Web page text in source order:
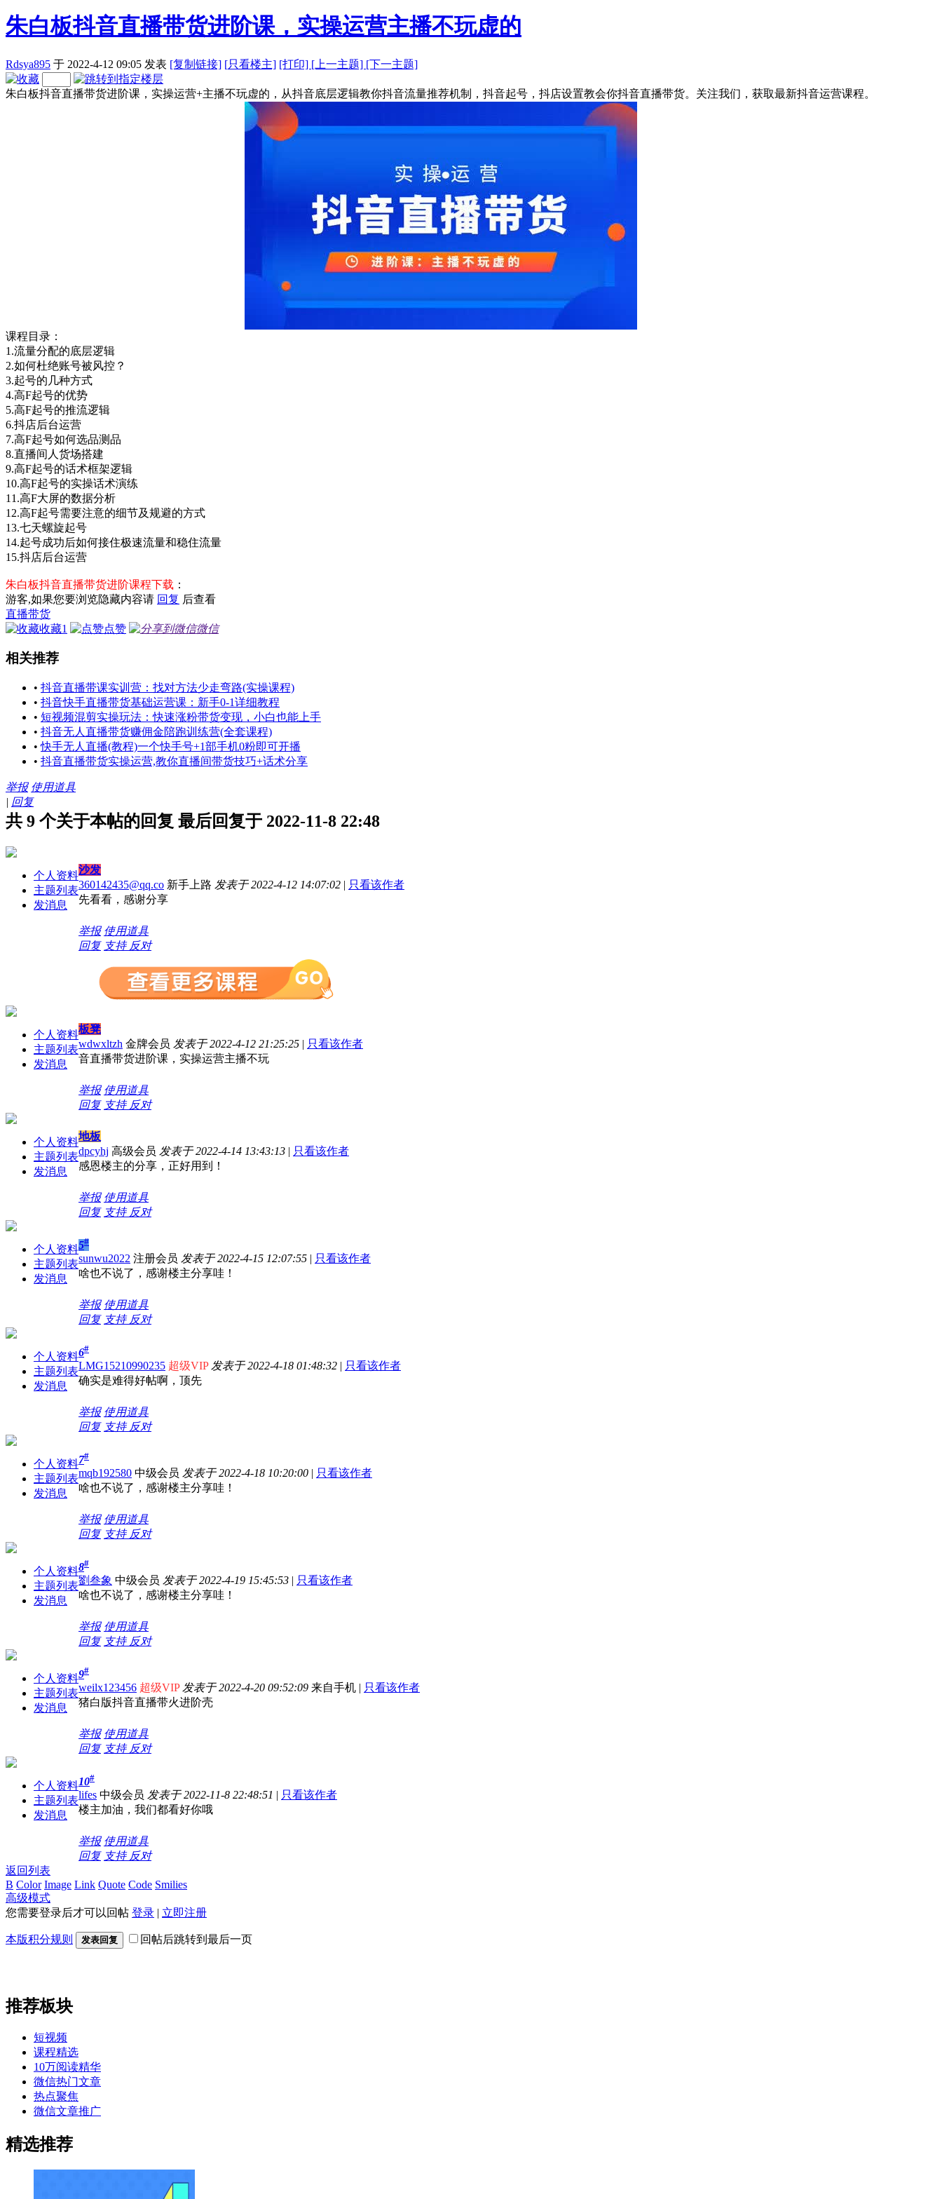
朱白板抖音直播带货进阶课，实操运营主播不玩虚的
Rdsya895 于 2022-4-12 09:05 发表 [复制链接] [只看楼主] [打印] [上一主题] [下一主题]
朱白板抖音直播带货进阶课，实操运营+主播不玩虚的，从抖音底层逻辑教你抖音流量推荐机制，抖音起号，抖店设置教会你抖音直播带货。关注我们，获取最新抖音运营课程。
课程目录：
1.流量分配的底层逻辑
2.如何杜绝账号被风控？
3.起号的几种方式
4.高F起号的优势
5.高F起号的推流逻辑
6.抖店后台运营
7.高F起号如何选品测品
8.直播间人货场搭建
9.高F起号的话术框架逻辑
10.高F起号的实操话术演练
11.高F大屏的数据分析
12.高F起号需要注意的细节及规避的方式
13.七天螺旋起号
14.起号成功后如何接住极速流量和稳住流量
15.抖店后台运营
朱白板抖音直播带货进阶课程下载 ：
游客,如果您要浏览隐藏内容请 回复 后查看
直播带货
收藏1 点赞 微信
相关推荐
• 抖音直播带课实训营：找对方法少走弯路(实操课程)
• 抖音快手直播带货基础运营课：新手0-1详细教程
• 短视频混剪实操玩法：快速涨粉带货变现，小白也能上手
• 抖音无人直播带货赚佣金陪跑训练营(全套课程)
•快手无人直播(教程)一个快手号+1部手机0粉即可开播
• 抖音直播带货实操运营,教你直播间带货技巧+话术分享
举报 使用道具
| 回复
共 9 个关于本帖的回复 最后回复于 2022-11-8 22:48
个人资料
主题列表
发消息
沙发
360142435@qq.co 新手上路 发表于 2022-4-12 14:07:02 | 只看该作者
先看看，感谢分享
举报 使用道具
回复 支持 反对
个人资料
主题列表
发消息
板凳
wdwxltzh 金牌会员 发表于 2022-4-12 21:25:25 | 只看该作者
音直播带货进阶课，实操运营主播不玩
举报 使用道具
回复 支持 反对
个人资料
主题列表
发消息
地板
dpcyhj 高级会员 发表于 2022-4-14 13:43:13 | 只看该作者
感恩楼主的分享，正好用到！
举报 使用道具
回复 支持 反对
个人资料
主题列表
发消息
5#
sunwu2022 注册会员 发表于 2022-4-15 12:07:55 | 只看该作者
啥也不说了，感谢楼主分享哇！
举报 使用道具
回复 支持 反对
个人资料
主题列表
发消息
6#
LMG15210990235 超级VIP 发表于 2022-4-18 01:48:32 | 只看该作者
确实是难得好帖啊，顶先
举报 使用道具
回复 支持 反对
个人资料
主题列表
发消息
7#
mqb192580 中级会员 发表于 2022-4-18 10:20:00 | 只看该作者
啥也不说了，感谢楼主分享哇！
举报 使用道具
回复 支持 反对
个人资料
主题列表
发消息
8#
劉叁象 中级会员 发表于 2022-4-19 15:45:53 | 只看该作者
啥也不说了，感谢楼主分享哇！
举报 使用道具
回复 支持 反对
个人资料
主题列表
发消息
9#
weilx123456 超级VIP 发表于 2022-4-20 09:52:09 来自手机 | 只看该作者
猪白版抖音直播带火进阶壳
举报 使用道具
回复 支持 反对
个人资料
主题列表
发消息
10#
lifes 中级会员 发表于 2022-11-8 22:48:51 | 只看该作者
楼主加油，我们都看好你哦
举报 使用道具
回复 支持 反对
返回列表
B Color Image Link Quote Code Smilies
高级模式
您需要登录后才可以回帖 登录 | 立即注册
本版积分规则 发表回复 回帖后跳转到最后一页
推荐板块
短视频
课程精选
10万阅读精华
微信热门文章
热点聚焦
微信文章推广
精选推荐